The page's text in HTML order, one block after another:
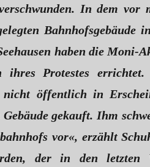
In dem vor
Bahnhofsgebäude
haben die Moni-
ihres Protestes
nicht öffentlich in
Gebäude gekauft. Ihm
vor«, erzählt
der in den letzten